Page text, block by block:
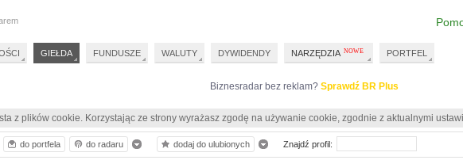
Biznesradar bez reklam? Sprawdź BR Plus
z plików cookie. Korzystając ze strony wyrażasz zgodę na używanie cookie, zgodnie z aktualnymi
do portfela do radaru dodaj do ulubionych Znajdź profil:
GIEŁDA FUNDUSZE WALUTY DYWIDENDY NARZĘDZIA PORTFEL